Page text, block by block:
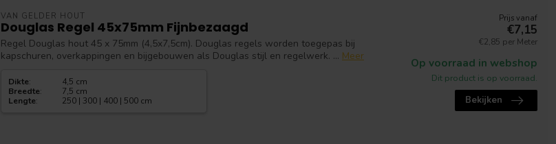
VAN GELDER HOUT
Douglas Regel 45x75mm Fijnbezaagd
Regel Douglas hout 45 x 75mm (4,5x7,5cm). Douglas regels worden toegepas bij
kapschuren, overkappingen en bijgebouwen als Douglas stijl en regelwerk. ... Meer
Dikte:
4,5 cm
Breedte:
7,5 cm
Lengte: 250 | 300 | 400 | 500 cm
Prijs vanaf
€7,15
€2,85 per Meter
Op voorraad in webshop
Dit product is op voorraad.
Bekijken